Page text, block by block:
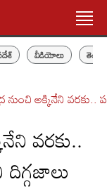
వీడియోలు
నుంచి అక్కినేని వరకు..
వరకు..